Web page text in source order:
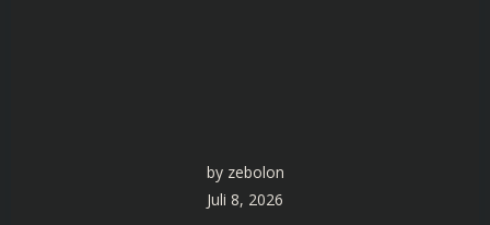
by zebolon
Juli 8, 2026